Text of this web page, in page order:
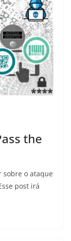
the
sobre o ataque
post irá